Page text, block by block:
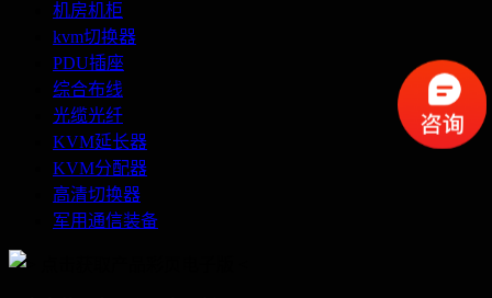
机房机柜
kvm切换器
PDU插座
综合布线
光缆光纤
KVM延长器
KVM分配器
高清切换器
军用通信装备